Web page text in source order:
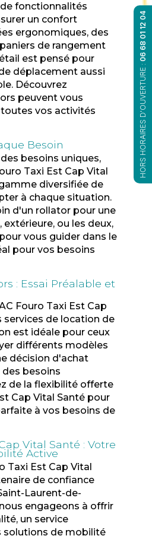
fonctionnalités
un confort
ergonomiques, des
de rangement
est pensé pour
déplacement aussi
Découvrez
peuvent vous
vos activités
Besoin
besoins uniques,
Taxi Est Cap Vital
diversifiée de
à chaque situation.
d'un rollator pour une
ou les deux,
vous guider dans le
pour vos besoins
: Essai Préalable et
Fouro Taxi Est Cap
services de location de
est idéale pour ceux
différents modèles
décision d'achat
besoins
de la flexibilité offerte
Cap Vital Santé pour
à vos besoins de
Vital Santé : Votre
Active
Taxi Est Cap Vital
de confiance
Laurent-de-
engageons à offrir
un service
solutions de mobilité
HORS HORAIRES D'OUVERTURE :
06 68 01 12 04